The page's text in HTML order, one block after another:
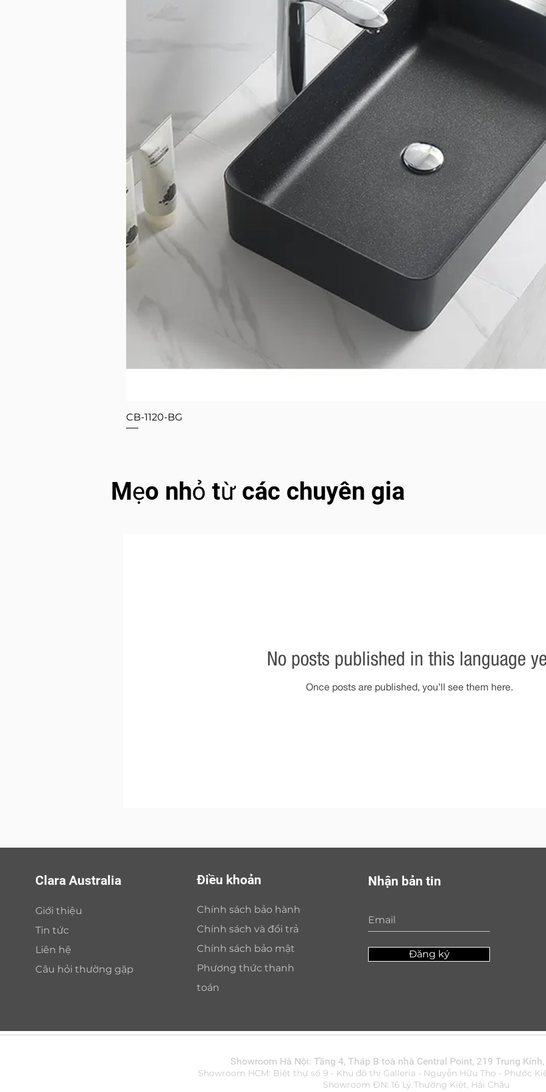
CB-1120-BG
Mẹo nhỏ từ các chuyên gia
No posts published in this language
Once posts are published, you’ll see them here.
Clara Australia
Giới thiệu
Tin tức
Liên hệ
Câu hỏi thường gặp
Điều khoản
Chính sách bảo hành
Chính sách và đổi trả
Chính sách bảo mật
Phương thức thanh
toán
Nhận bản tin
Đăng ký
Showroom Hà Nội: Tầng 4, Tháp B toà nhà Central Point, 219 Trung Kính,
Showroom HCM: Biệt thự số 9 - Khu đô thị Galleria - Nguyễn Hữu Thọ - Phước
Showroom ĐN: 16 Lý Thường Kiệt, Hải Châu